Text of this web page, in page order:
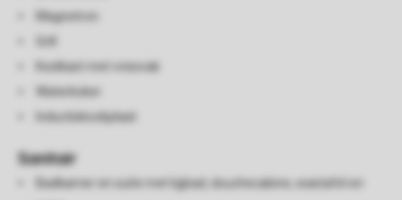
Magnetron
Koelkast met vriesvak
Waterkoker
Inductiekookplaat
Sanitair
Badkamer en suite met ligbad, douchecabine, wastafel en